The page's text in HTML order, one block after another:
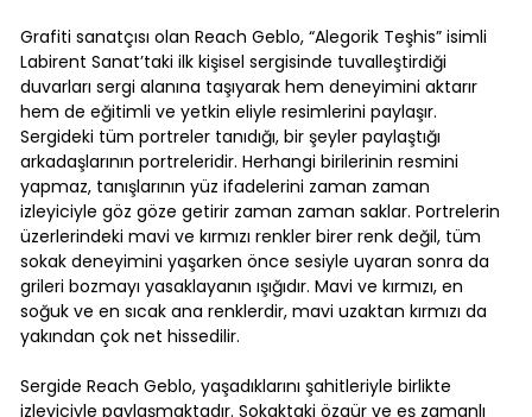
Grafiti sanatçısı olan Reach Geblo, “Alegorik Teşhis” isimli
Labirent Sanat’taki ilk kişisel sergisinde tuvalleştirdiği
duvarları sergi alanına taşıyarak hem deneyimini aktarır
hem de eğitimli ve yetkin eliyle resimlerini paylaşır.
Sergideki tüm portreler tanıdığı, bir şeyler paylaştığı
arkadaşlarının portreleridir. Herhangi birilerinin resmini
yapmaz, tanışlarının yüz ifadelerini zaman zaman
izleyiciyle göz göze getirir zaman zaman saklar. Portrelerin
üzerlerindeki mavi ve kırmızı renkler birer renk değil, tüm
sokak deneyimini yaşarken önce sesiyle uyaran sonra da
grileri bozmayı yasaklayanın ışığıdır. Mavi ve kırmızı, en
soğuk ve en sıcak ana renklerdir, mavi uzaktan kırmızı da
yakından çok net hissedilir.
Sergide Reach Geblo, yaşadıklarını şahitleriyle birlikte
izleyiciyle paylaşmaktadır. Sokaktaki özgür ve eş zamanlı